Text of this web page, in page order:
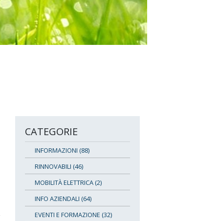
CATEGORIE
INFORMAZIONI (88)
RINNOVABILI (46)
MOBILITÀ ELETTRICA (2)
INFO AZIENDALI (64)
EVENTI E FORMAZIONE (32)